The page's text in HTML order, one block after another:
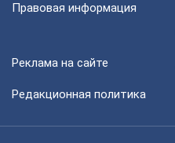
Правовая информация
Реклама на сайте
Редакционная политика